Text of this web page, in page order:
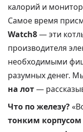
калорий и
Самое время
Watch8— эти
производителя
необходимыми
разумных денег.
на лот—
Что по железу?
тонким